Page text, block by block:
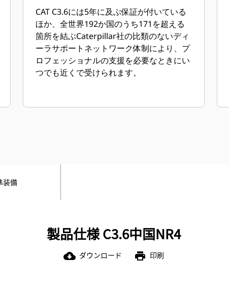
CAT C3.6には5年に及ぶ保証が付いている
ほか、全世界192か国のうち171を超える
箇所を結ぶCaterpillar社の比類のないディ
ーラサポートネットワーク体制により、プ
ロフェッショナルの支援を必要なときにい
つでも近くで受けられます。
装備
製品仕様 C3.6中国NR4
cloud_download ダウンロード print 印刷